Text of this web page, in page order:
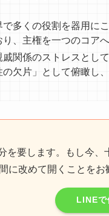
で多くの役割を器用に
り、主権を一つのコア
戚関係のストレスとし
欠片」として俯瞰し
を要します。もし今
に改めて開くことをお
LINEで